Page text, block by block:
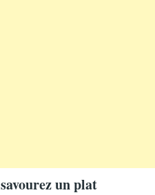
savourez un plat